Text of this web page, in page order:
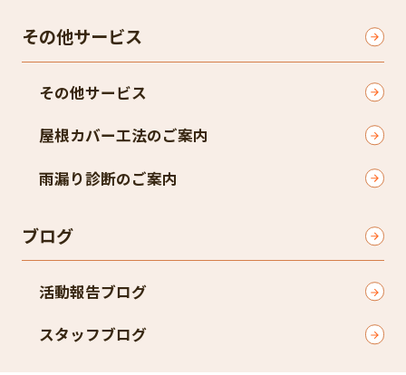
その他サービス
その他サービス
屋根カバー工法のご案内
雨漏り診断のご案内
ブログ
活動報告ブログ
スタッフブログ